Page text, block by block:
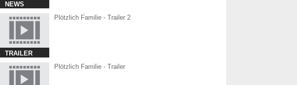
NEWS
TRAILER
Plötzlich Familie - Trailer 2
Plötzlich Familie - Trailer